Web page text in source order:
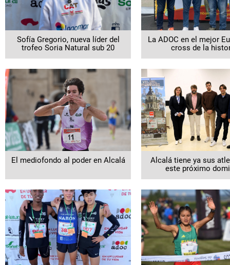
Sofía Gregorio, nueva líder del
trofeo Soria Natural sub 20
La ADOC en el mejor
cross de la
El mediofondo al poder en Alcalá
Alcalá tiene ya sus
este próximo